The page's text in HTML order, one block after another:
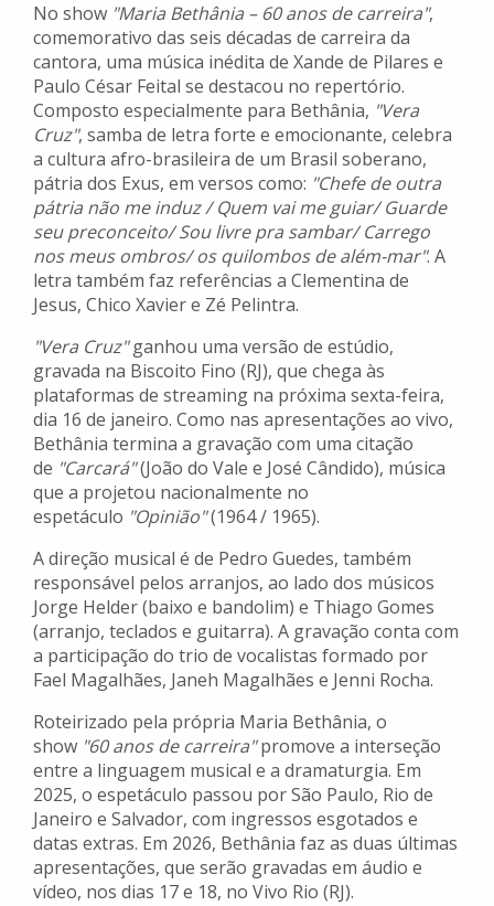
No show "Maria Bethânia – 60 anos de carreira",
comemorativo das seis décadas de carreira da
cantora, uma música inédita de Xande de Pilares e
Paulo César Feital se destacou no repertório.
Composto especialmente para Bethânia, "Vera
Cruz", samba de letra forte e emocionante, celebra
a cultura afro-brasileira de um Brasil soberano,
pátria dos Exus, em versos como: "Chefe de outra
pátria não me induz / Quem vai me guiar/ Guarde
seu preconceito/ Sou livre pra sambar/ Carrego
nos meus ombros/ os quilombos de além-mar". A
letra também faz referências a Clementina de
Jesus, Chico Xavier e Zé Pelintra.
"Vera Cruz"ganhou uma versão de estúdio,
gravada na Biscoito Fino (RJ), que chega às
plataformas de streaming na próxima sexta-feira,
dia 16 de janeiro. Como nas apresentações ao vivo,
Bethânia termina a gravação com uma citação
de "Carcará"(João do Vale e José Cândido), música
que a projetou nacionalmente no
espetáculo "Opinião"(1964 / 1965).
A direção musical é de Pedro Guedes, também
responsável pelos arranjos, ao lado dos músicos
Jorge Helder (baixo e bandolim) e Thiago Gomes
(arranjo, teclados e guitarra). A gravação conta com
a participação do trio de vocalistas formado por
Fael Magalhães, Janeh Magalhães e Jenni Rocha.
Roteirizado pela própria Maria Bethânia, o
show "60 anos de carreira"promove a interseção
entre a linguagem musical e a dramaturgia. Em
2025, o espetáculo passou por São Paulo, Rio de
Janeiro e Salvador, com ingressos esgotados e
datas extras. Em 2026, Bethânia faz as duas últimas
apresentações, que serão gravadas em áudio e
vídeo, nos dias 17 e 18, no Vivo Rio (RJ).